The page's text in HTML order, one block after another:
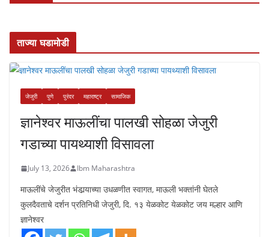
ताज्या घडामोडी
जेजुरी पुणे पुरंदर महाराष्ट्र सामाजिक
ज्ञानेश्वर माऊलींचा पालखी सोहळा जेजुरी
गडाच्या पायथ्याशी विसावला
July 13, 2026 Ibm Maharashtra
माऊलींचे जेजुरीत भंडार्‍याच्या उधळणीत स्वागत, माऊली भक्तांनी घेतले
कुलदैवताचे दर्शन प्रतिनिधी जेजुरी, दि. १३ येळकोट येळकोट जय मल्हार आणि
ज्ञानेश्वर